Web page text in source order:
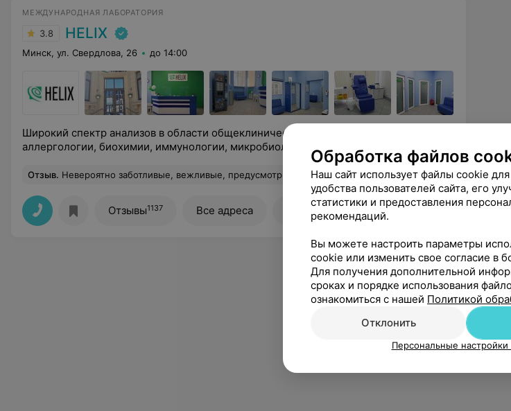
МЕЖДУНАРОДНАЯ ЛАБОРАТОРИЯ
3.8 HELIX
Минск, ул. Свердлова, 26 до 14:00
Широкий спектр анализов в области общеклинических исследований,
аллергологии, биохимии, иммунологии, микробиологии и др.
Отзыв. Невероятно заботливые, вежливые, предусмотрительные и тактичные сотрудники Синево на Независимости 168. Спасибо вам огромное от души за ваш труд. К сожалению не запомнили фио, но вы все - профессионалы! Еще
Отзывы1137 Все адреса Все цены
Обработка файлов
Наш сайт использует файлы cookie
удобства пользователей сайта, его
статистики и предоставления
рекомендаций.
Вы можете настроить параметры
cookie или изменить свое согласие в
Для получения дополнительной
сроках и порядке использования
ознакомиться с нашей Политикой
Отклонить
Персональные настройки